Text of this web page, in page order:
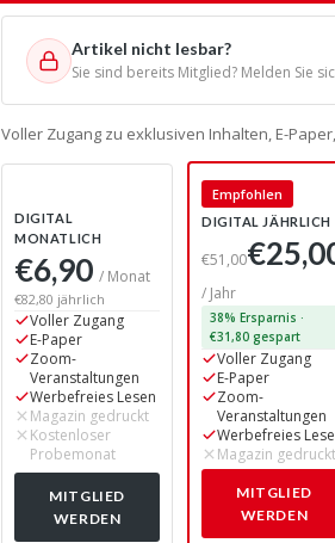
Artikel nicht lesbar?
Sie sind bereits Mitglied? Melden Sie
Voller Zugang zu exklusiven Inhalten, E-
DIGITAL
MONATLICH
€6,90/ Monat
€82,80 jährlich
Voller Zugang
E-Paper
Zoom-
Veranstaltungen
Werbefreies Lesen
Magazin gedruckt
Kostenloser
Probemonat
MITGLIED
WERDEN
Empfohlen
DIGITAL JÄHRLICH
€51,00
/ Jahr
38% Ersparnis ·
€31,80 gespart
Voller Zugang
E-Paper
Zoom-
Veranstaltungen
Werbefreies
Magazin gedruckt
MITGLIED
WERDEN